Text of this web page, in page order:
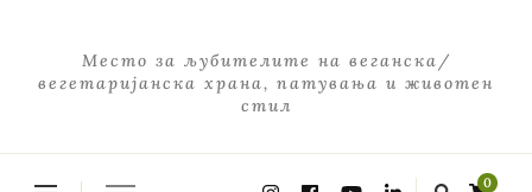
Место за љубителите на веганска/
вегетаријанска храна, патувања и животен
стил
0